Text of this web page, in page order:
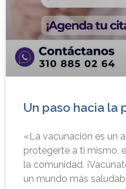
Un paso hacia la
«La vacunación es un
protegerte a ti mismo,
la comunidad.
un mundo más